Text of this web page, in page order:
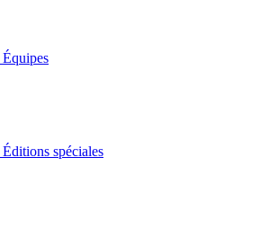
Équipes
Éditions spéciales